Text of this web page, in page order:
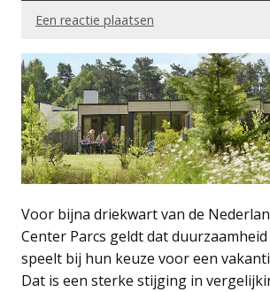
Een reactie plaatsen
Voor bijna driekwart van de
Center Parcs geldt dat
speelt bij hun keuze voor een
Dat is een sterke stijging in